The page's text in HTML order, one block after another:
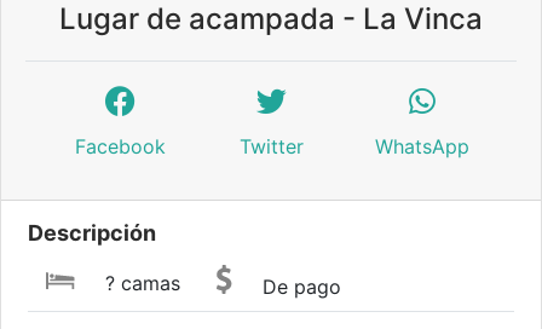
Lugar de acampada - La Vinca
Facebook Twitter WhatsApp
Descripción
? camas De pago